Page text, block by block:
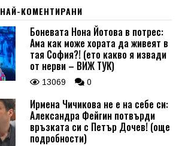
НАЙ-КОМЕНТИРАНИ
Боневата Нона Йотова в потрес:
Ама как може хората да живеят в
тая София?! (ето какво я извади
от нерви – ВИЖ ТУК)
13069 0
Ирмена Чичикова не е на себе си:
Александра Фейгин потвърди
връзката си с Петър Дочев! (още
подробности)